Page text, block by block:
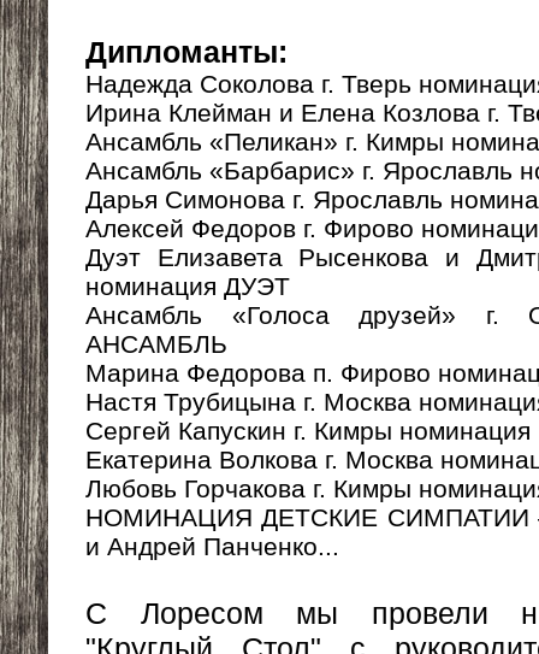
Дипломанты:
Надежда Соколова г. Тверь
Ирина Клейман и Елена Козлова г.
Ансамбль «Пеликан» г. Кимры
Ансамбль «Барбарис» г.
Дарья Симонова г. Ярославль
Алексей Федоров г. Фирово
Дуэт Елизавета Рысенкова и
номинация ДУЭТ
Ансамбль «Голоса друзей» г.
АНСАМБЛЬ
Марина Федорова п. Фирово
Настя Трубицына г. Москва
Сергей Капускин г. Кимры
Екатерина Волкова г. Москва
Любовь Горчакова г. Кимры
НОМИНАЦИЯ ДЕТСКИЕ СИМПАТИИ –
и Андрей Панченко...
С Лоресом мы провели